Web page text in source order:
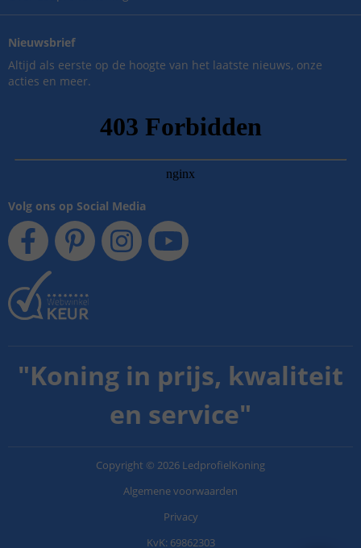
Nieuwsbrief
Altijd als eerste op de hoogte van het laatste nieuws, onze
acties en meer.
Volg ons op Social Media
"Koning in prijs, kwaliteit
en service"
Copyright © 2026 LedprofielKoning
Algemene voorwaarden
Privacy
KvK: 69862303